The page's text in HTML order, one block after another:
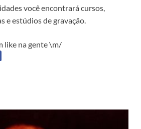
você encontrará cursos,
e estúdios de gravação.
like na gente \m/